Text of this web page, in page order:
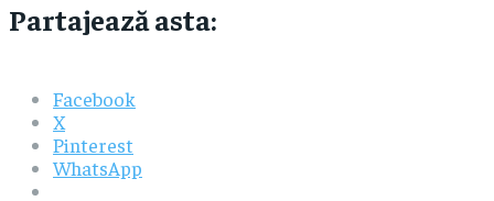
Partajează asta:
Facebook
X
Pinterest
WhatsApp